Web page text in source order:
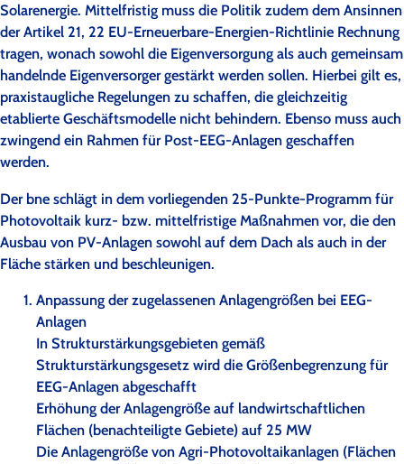
Solarenergie. Mittelfristig muss die Politik zudem dem Ansinnen
der Artikel 21, 22 EU-Erneuerbare-Energien-Richtlinie Rechnung
tragen, wonach sowohl die Eigenversorgung als auch gemeinsam
handelnde Eigenversorger gestärkt werden sollen. Hierbei gilt es,
praxistaugliche Regelungen zu schaffen, die gleichzeitig
etablierte Geschäftsmodelle nicht behindern. Ebenso muss auch
zwingend ein Rahmen für Post-EEG-Anlagen geschaffen
werden.
Der bne schlägt in dem vorliegenden 25-Punkte-Programm für
Photovoltaik kurz- bzw. mittelfristige Maßnahmen vor, die den
Ausbau von PV-Anlagen sowohl auf dem Dach als auch in der
Fläche stärken und beschleunigen.
Anpassung der zugelassenen Anlagengrößen bei EEG-
Anlagen
In Strukturstärkungsgebieten gemäß
Strukturstärkungsgesetz wird die Größenbegrenzung für
EEG-Anlagen abgeschafft
Erhöhung der Anlagengröße auf landwirtschaftlichen
Flächen (benachteiligte Gebiete) auf 25 MW
Die Anlagengröße von Agri-Photovoltaikanlagen (Flächen